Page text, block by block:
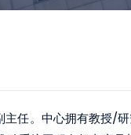
任。中心拥有教授/